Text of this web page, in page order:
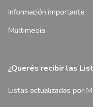
Información importante
Multimedia
¿Querés recibir las
Listas actualizadas por